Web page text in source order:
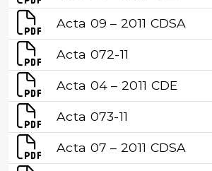
Acta 09 – 2011 CDSA
Acta 072-11
Acta 04 – 2011 CDE
Acta 073-11
Acta 07 – 2011 CDSA